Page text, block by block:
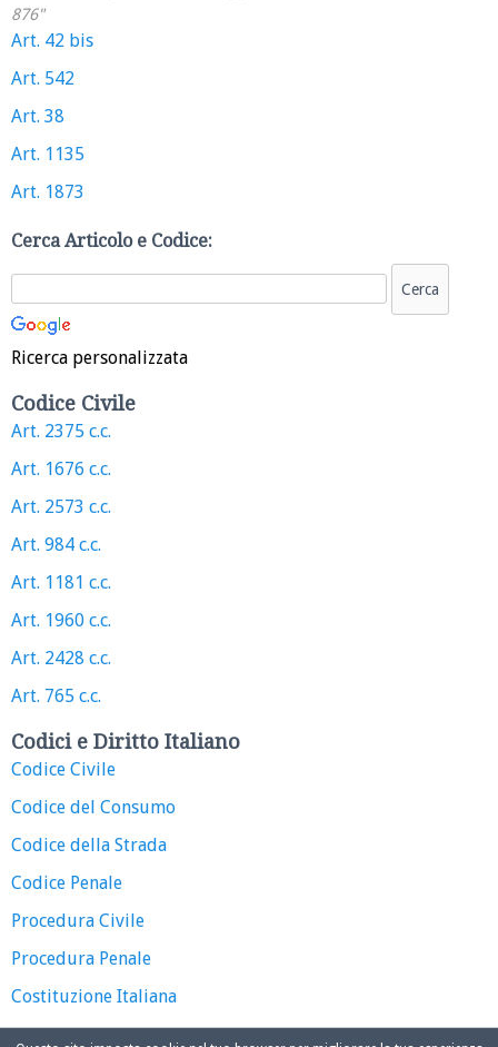
876"
Art. 42 bis
Art. 542
Art. 38
Art. 1135
Art. 1873
Cerca Articolo e Codice:
Ricerca personalizzata
Codice Civile
Art. 2375 c.c.
Art. 1676 c.c.
Art. 2573 c.c.
Art. 984 c.c.
Art. 1181 c.c.
Art. 1960 c.c.
Art. 2428 c.c.
Art. 765 c.c.
Codici e Diritto Italiano
Codice Civile
Codice del Consumo
Codice della Strada
Codice Penale
Procedura Civile
Procedura Penale
Costituzione Italiana